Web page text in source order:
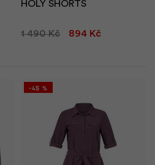
HOLY SHORTS
1 490 Kč 894 Kč
-45 %